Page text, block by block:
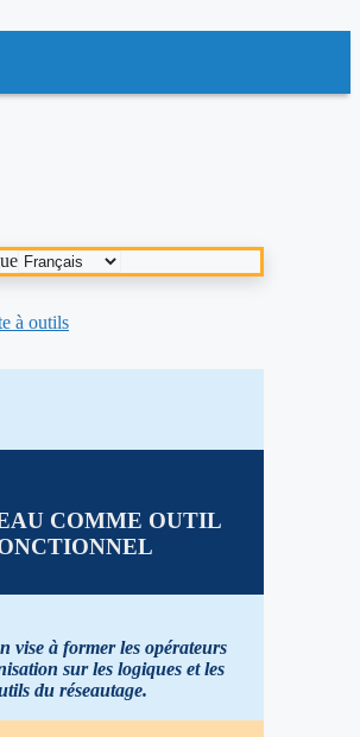
à outils
COMME OUTIL
L
vise à former les opérateurs
surles logiques et les
du réseautage.